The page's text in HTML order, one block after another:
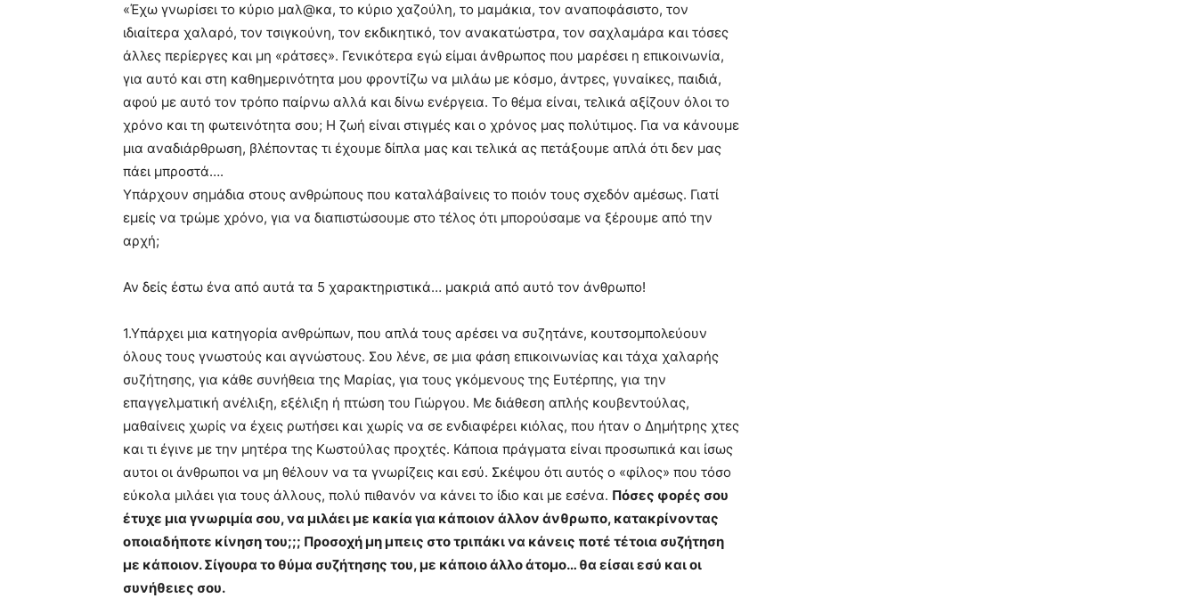
«Έχω γνωρίσει το κύριο μαλ@κα, το κύριο χαζούλη, το μαμάκια, τον αναποφάσιστο, τον
ιδιαίτερα χαλαρό, τον τσιγκούνη, τον εκδικητικό, τον ανακατώστρα, τον σαχλαμάρα και τόσες
άλλες περίεργες και μη «ράτσες». Γενικότερα εγώ είμαι άνθρωπος που μαρέσει η επικοινωνία,
για αυτό και στη καθημερινότητα μου φροντίζω να μιλάω με κόσμο, άντρες, γυναίκες, παιδιά,
αφού με αυτό τον τρόπο παίρνω αλλά και δίνω ενέργεια. Το θέμα είναι, τελικά αξίζουν όλοι το
χρόνο και τη φωτεινότητα σου; Η ζωή είναι στιγμές και ο χρόνος μας πολύτιμος. Για να κάνουμε
μια αναδιάρθρωση, βλέποντας τι έχουμε δίπλα μας και τελικά ας πετάξουμε απλά ότι δεν μας
πάει μπροστά….
Υπάρχουν σημάδια στους ανθρώπους που καταλάβαίνεις το ποιόν τους σχεδόν αμέσως. Γιατί
εμείς να τρώμε χρόνο, για να διαπιστώσουμε στο τέλος ότι μπορούσαμε να ξέρουμε από την
αρχή;
Αν δείς έστω ένα από αυτά τα 5 χαρακτηριστικά… μακριά από αυτό τον άνθρωπο!
1.Υπάρχει μια κατηγορία ανθρώπων, που απλά τους αρέσει να συζητάνε, κουτσομπολεύουν
όλους τους γνωστούς και αγνώστους. Σου λένε, σε μια φάση επικοινωνίας και τάχα χαλαρής
συζήτησης, για κάθε συνήθεια της Μαρίας, για τους γκόμενους της Ευτέρπης, για την
επαγγελματική ανέλιξη, εξέλιξη ή πτώση του Γιώργου. Με διάθεση απλής κουβεντούλας,
μαθαίνεις χωρίς να έχεις ρωτήσει και χωρίς να σε ενδιαφέρει κιόλας, που ήταν ο Δημήτρης χτες
και τι έγινε με την μητέρα της Κωστούλας προχτές. Κάποια πράγματα είναι προσωπικά και ίσως
αυτοι οι άνθρωποι να μη θέλουν να τα γνωρίζεις και εσύ. Σκέψου ότι αυτός ο «φίλος» που τόσο
εύκολα μιλάει για τους άλλους, πολύ πιθανόν να κάνει το ίδιο και με εσένα. Πόσες φορές σου
έτυχε μια γνωριμία σου, να μιλάει με κακία για κάποιον άλλον άνθρωπο, κατακρίνοντας
οποιαδήποτε κίνηση του;;; Προσοχή μη μπεις στο τριπάκι να κάνεις ποτέ τέτοια συζήτηση
με κάποιον. Σίγουρα το θύμα συζήτησης του, με κάποιο άλλο άτομο… θα είσαι εσύ και οι
συνήθειες σου.